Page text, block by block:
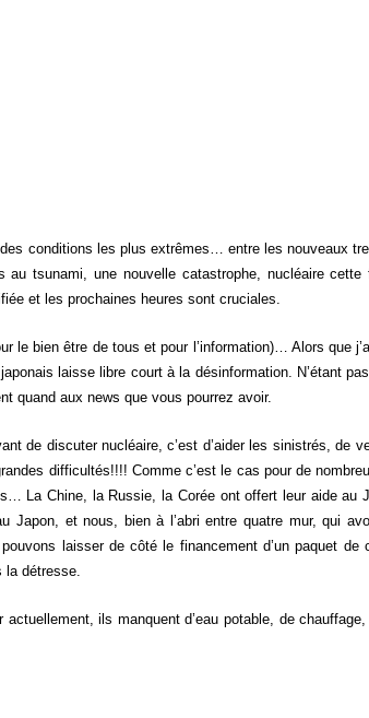
conditions les plus extrêmes… entre les nouveaux
tsunami, une nouvelle catastrophe, nucléaire cette
et les prochaines heures sont cruciales.
le bien être de tous et pour l’information)… Alors que
laisse libre court à la désinformation. N’étant
quand aux news que vous pourrez avoir.
de discuter nucléaire, c’est d’aider les sinistrés, de
difficultés!!!! Comme c’est le cas pour de
La Chine, la Russie, la Corée ont offert leur aide au
Japon, et nous, bien à l’abri entre quatre mur, qui
laisser de côté le financement d’un paquet de
la détresse.
ils manquent d’eau potable, de